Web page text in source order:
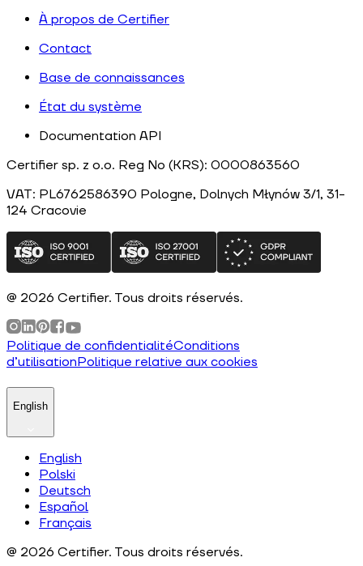
À propos de Certifier
Contact
Base de connaissances
État du système
Documentation API
Certifier sp. z o.o. Reg No (KRS): 0000863560
VAT: PL6762586390 Pologne, Dolnych Młynów 3/1, 31-
124 Cracovie
@ 2026 Certifier. Tous droits réservés.
Politique de confidentialitéConditions
d’utilisationPolitique relative aux cookies
English
English
Polski
Deutsch
Español
Français
@ 2026 Certifier. Tous droits réservés.